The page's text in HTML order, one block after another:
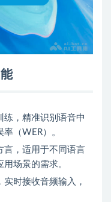
练，精准识别语音中
（WER）。
言，适用于不同语言
场景的需求。
实时接收音频输入，